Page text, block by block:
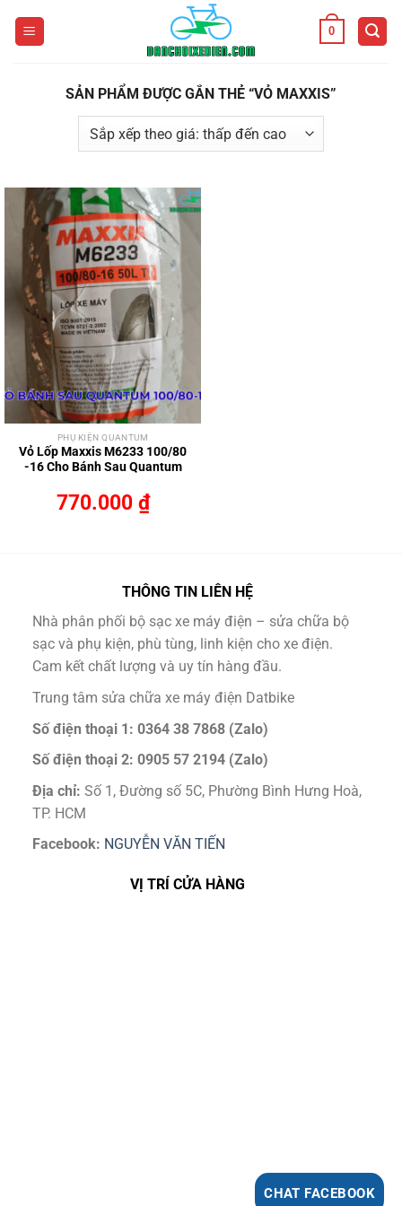
0
SẢN PHẨM ĐƯỢC GẮN THẺ “VỎ MAXXIS”
PHỤ KIỆN QUANTUM
Vỏ Lốp Maxxis M6233 100/80
-16 Cho Bánh Sau Quantum
770.000 ₫
THÔNG TIN LIÊN HỆ
Nhà phân phối bộ sạc xe máy điện – sửa chữa bộ
sạc và phụ kiện, phù tùng, linh kiện cho xe điện.
Cam kết chất lượng và uy tín hàng đầu.
Trung tâm sửa chữa xe máy điện Datbike
Số điện thoại 1: 0364 38 7868 (Zalo)
Số điện thoại 2: 0905 57 2194 (Zalo)
Địa chỉ: Số 1, Đường số 5C, Phường Bình Hưng Hoà,
TP. HCM
Facebook: NGUYỄN VĂN TIẾN
VỊ TRÍ CỬA HÀNG
CHAT FACEBOOK